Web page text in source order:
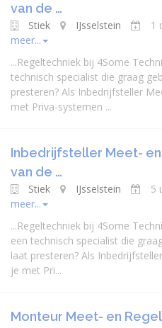
van de …
Stiek IJsselstein 1
meer...
...Regeltechniek bij 4Some
technisch specialist die graag
presteren? Als Inbedrijfsteller
met Priva-systemen ...
Inbedrijfsteller Meet-
van de …
Stiek IJsselstein 5
meer...
...Regeltechniek bij 4Some
een technisch specialist die
laat presteren? Als
je met Pri...
Monteur Meet- en